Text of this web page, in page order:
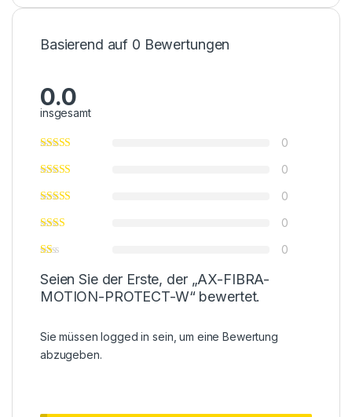
Basierend auf 0 Bewertungen
0.0
insgesamt
0
0
0
0
0
Seien Sie der Erste, der „AX-FIBRA-
MOTION-PROTECT-W“ bewertet.
Sie müssenlogged in sein, um eine Bewertung
abzugeben.